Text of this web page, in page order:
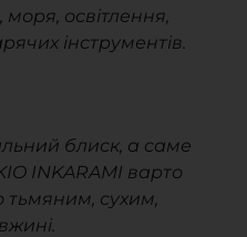
моря, освітлення,
інструментів.
блиск, а саме
INKARAMI варто
тьмяним, сухим,